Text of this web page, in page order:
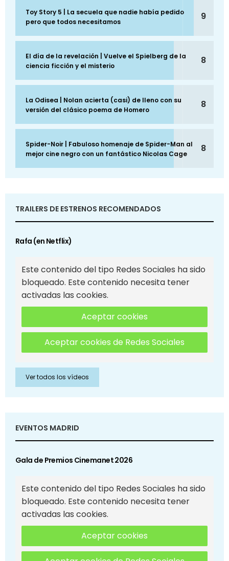
Toy Story 5 | La secuela que nadie había pedido
pero que todos necesitamos
9
El día de la revelación | Vuelve el Spielberg de la
ciencia ficción y el misterio
8
La Odisea | Nolan acierta (casi) de lleno con su
versión del clásico poema de Homero
8
Spider-Noir | Fabuloso homenaje de Spider-Man al
mejor cine negro con un fantástico Nicolas Cage
8
TRAILERS DE ESTRENOS RECOMENDADOS
Rafa (en Netflix)
Este contenido del tipo Redes Sociales ha sido
bloqueado. Este contenido necesita tener
activadas las cookies.
Aceptar cookies
Aceptar cookies de Redes Sociales
Ver todos los vídeos
EVENTOS MADRID
Gala de Premios Cinemanet 2026
Este contenido del tipo Redes Sociales ha sido
bloqueado. Este contenido necesita tener
activadas las cookies.
Aceptar cookies